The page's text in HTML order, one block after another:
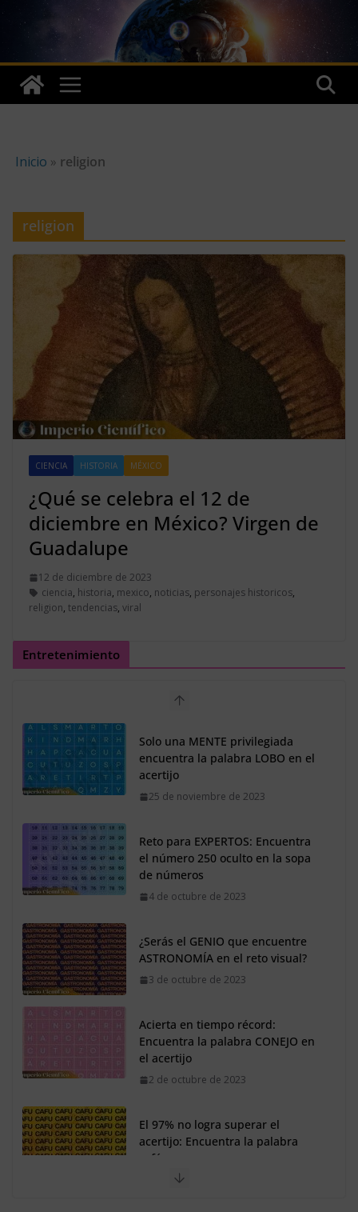
Skip
Inicio » religion
religion
CIENCIA HISTORIA MÉXICO
¿Qué se celebra el 12 de
diciembre en México? Virgen de
Guadalupe
12 de diciembre de 2023
ciencia, historia, mexico, noticias, personajes historicos,
religion, tendencias, viral
Entretenimiento
Solo una MENTE privilegiada
encuentra la palabra LOBO en el
acertijo
25 de noviembre de 2023
Reto para EXPERTOS: Encuentra
el número 250 oculto en la sopa
de números
4 de octubre de 2023
¿Serás el GENIO que encuentre
ASTRONOMÍA en el reto visual?
3 de octubre de 2023
Acierta en tiempo récord:
Encuentra la palabra CONEJO en
el acertijo
2 de octubre de 2023
El 97% no logra superar el
acertijo: Encuentra la palabra
café
30 de septiembre de 2023